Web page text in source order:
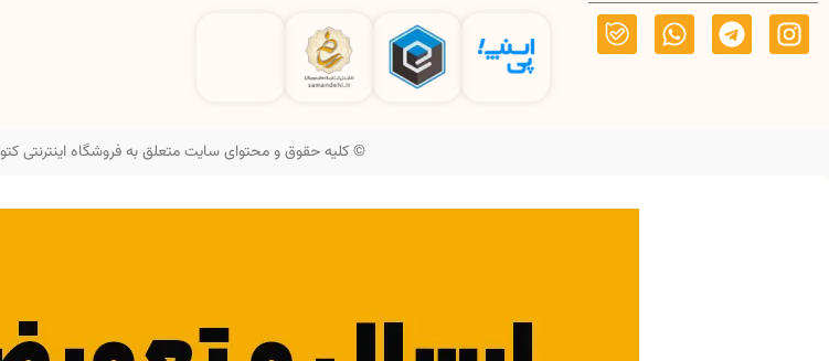
© کلیه حقوق و محتوای سایت متعلق به فروشگاه اینترنتی کتونی